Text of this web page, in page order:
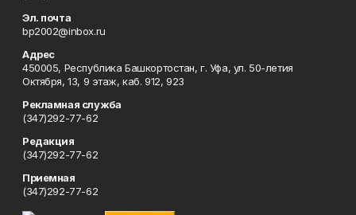
Эл. почта
bp2002@inbox.ru
Адрес
450005, Республика Башкортостан, г. Уфа, ул. 50-летия
Октября, 13, 9 этаж, каб. 912, 923
Рекламная служба
(347)292-77-62
Редакция
(347)292-77-62
Приемная
(347)292-77-62